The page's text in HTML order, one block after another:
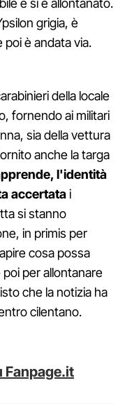
e si è allontanato.
grigia, è
poi è andata via.
della locale
fornendo ai militari
sia della vettura
anche la targa
l'identità
accertatai
si stanno
in primis per
cosa possa
per allontanare
che la notizia ha
cilentano.
Fanpage.it